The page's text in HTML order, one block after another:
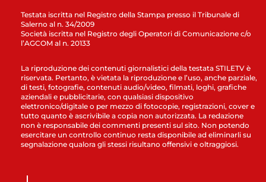
Testata iscritta nel Registro della Stampa presso il Tribunale di
Salerno al n. 34/2009
Società iscritta nel Registro degli Operatori di Comunicazione c/o
l’AGCOM al n. 20133
La riproduzione dei contenuti giornalistici della testata STILETV è
riservata. Pertanto, è vietata la riproduzione e l’uso, anche parziale,
di testi, fotografie, contenuti audio/video, filmati, loghi, grafiche
aziendali e pubblicitarie, con qualsiasi dispositivo
elettronico/digitale o per mezzo di fotocopie, registrazioni, cover e
tutto quanto è ascrivibile a copia non autorizzata. La redazione
non è responsabile dei commenti presenti sul sito. Non potendo
esercitare un controllo continuo resta disponibile ad eliminarli su
segnalazione qualora gli stessi risultano offensivi e oltraggiosi.